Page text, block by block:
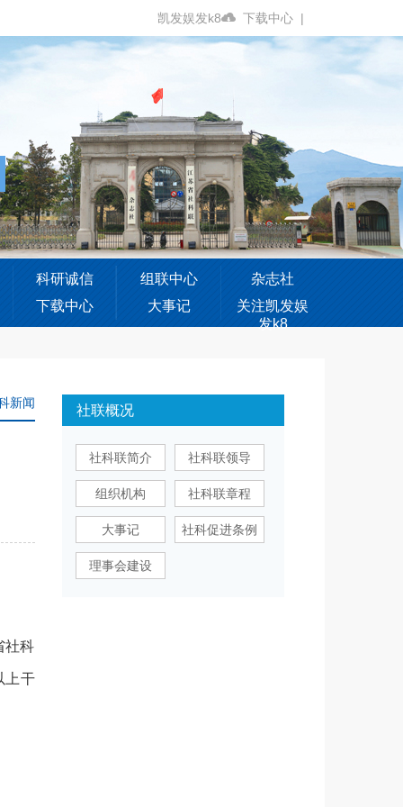
凯发娱发k8 下载中心 |
科研诚信 组联中心
杂志社
下载中心
大事记
关注凯发娱
发k8
新闻
社科
上干
社联概况
社科联简介 社科联领导
组织机构 社科联章程
大事记 社科促进条例
理事会建设